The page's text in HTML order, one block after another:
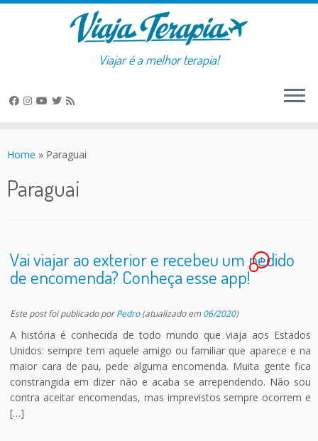
to
Viajar é a melhor terapia!
Home » Paraguai
Paraguai
Vai viajar ao exterior e recebeu um pedido
de encomenda? Conheça esse app!
1
Este post foi publicadoporPedro(atualizado em06/2020)
A história é conhecida de todo mundo que viaja aos Estados
Unidos: sempre tem aquele amigo ou familiar que aparece e na
maior cara de pau, pede alguma encomenda. Muita gente fica
constrangida em dizer não e acaba se arrependendo. Não sou
contra aceitar encomendas, mas imprevistos sempre ocorrem e
[…]